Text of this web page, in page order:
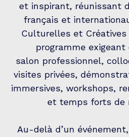
et inspirant, réunissant
français et
Culturelles et Créatives
programme
salon professionnel,
visites privées,
immersives, workshops,
et temps forts de
Au-delà d’un